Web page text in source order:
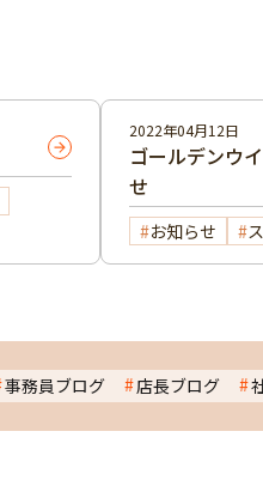
2022年04月12日
ゴールデンウ
せ
お知らせ
事務員ブログ 店長ブログ